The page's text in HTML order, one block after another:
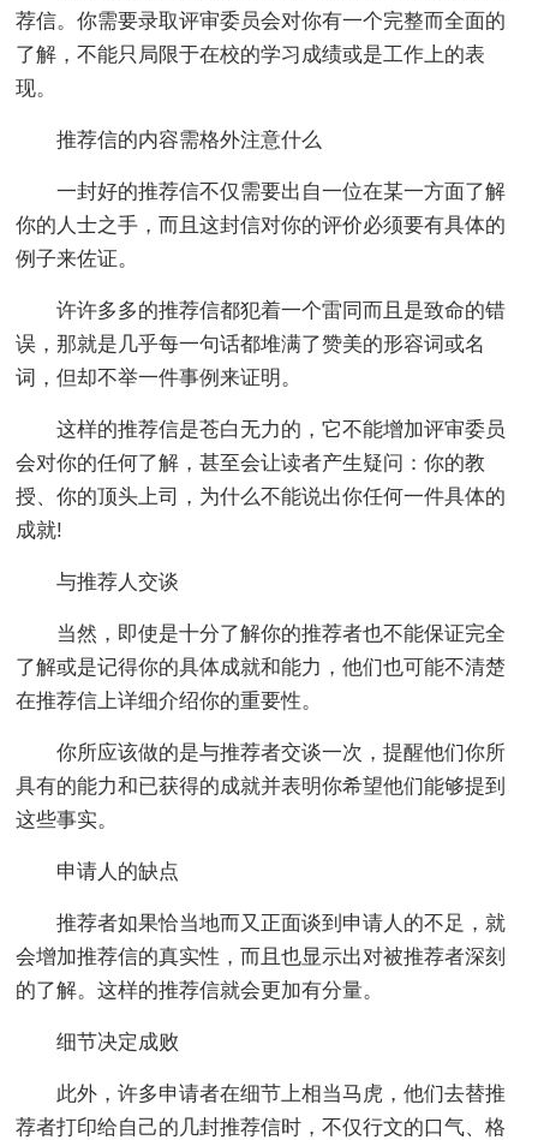
荐信。你需要录取评审委员会对你有一个完整而全面的
了解，不能只局限于在校的学习成绩或是工作上的表
现。
推荐信的内容需格外注意什么
一封好的推荐信不仅需要出自一位在某一方面了解
你的人士之手，而且这封信对你的评价必须要有具体的
例子来佐证。
许许多多的推荐信都犯着一个雷同而且是致命的错
误，那就是几乎每一句话都堆满了赞美的形容词或名
词，但却不举一件事例来证明。
这样的推荐信是苍白无力的，它不能增加评审委员
会对你的任何了解，甚至会让读者产生疑问：你的教
授、你的顶头上司，为什么不能说出你任何一件具体的
成就!
与推荐人交谈
当然，即使是十分了解你的推荐者也不能保证完全
了解或是记得你的具体成就和能力，他们也可能不清楚
在推荐信上详细介绍你的重要性。
你所应该做的是与推荐者交谈一次，提醒他们你所
具有的能力和已获得的成就并表明你希望他们能够提到
这些事实。
申请人的缺点
推荐者如果恰当地而又正面谈到申请人的不足，就
会增加推荐信的真实性，而且也显示出对被推荐者深刻
的了解。这样的推荐信就会更加有分量。
细节决定成败
此外，许多申请者在细节上相当马虎，他们去替推
荐者打印给自己的几封推荐信时，不仅行文的口气、格